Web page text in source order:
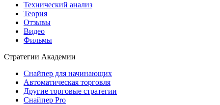
Технический анализ
Теория
Отзывы
Видео
Фильмы
Стратегии Академии
Снайпер для начинающих
Автоматическая торговля
Другие торговые стратегии
Снайпер Pro